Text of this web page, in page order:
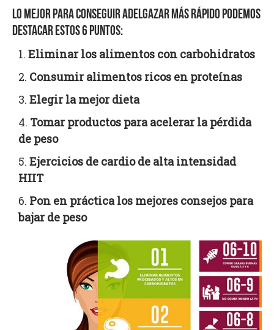
LO MEJOR PARA CONSEGUIR ADELGAZAR MÁS RÁPIDO PODEMOS
DESTACAR ESTOS 6 PUNTOS:
Eliminar los alimentos con carbohidratos
Consumir alimentos ricos en proteínas
Elegir la mejor dieta
Tomar productos para acelerar la pérdida
de peso
Ejercicios de cardio de alta intensidad
HIIT
Pon en práctica los mejores consejos para
bajar de peso